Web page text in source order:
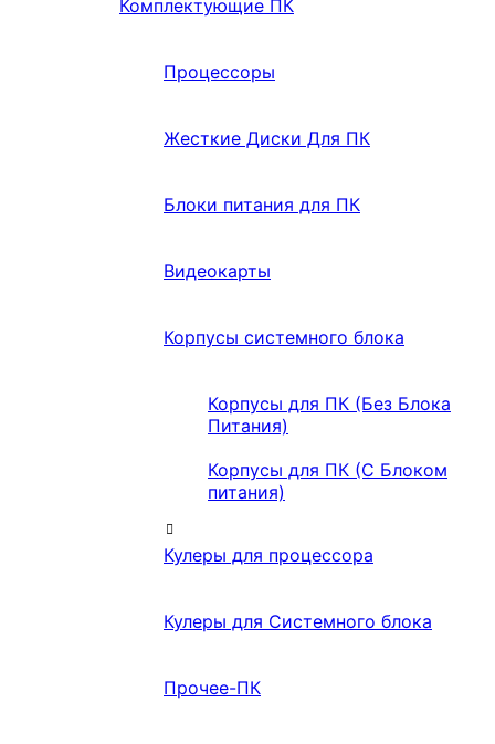
Комплектующие ПК
Процессоры
Жесткие Диски Для ПК
Блоки питания для ПК
Видеокарты
Корпусы системного блока
Корпусы для ПК (Без Блока
Питания)
Корпусы для ПК (С Блоком
питания)
Кулеры для процессора
Кулеры для Системного блока
Прочее-ПК